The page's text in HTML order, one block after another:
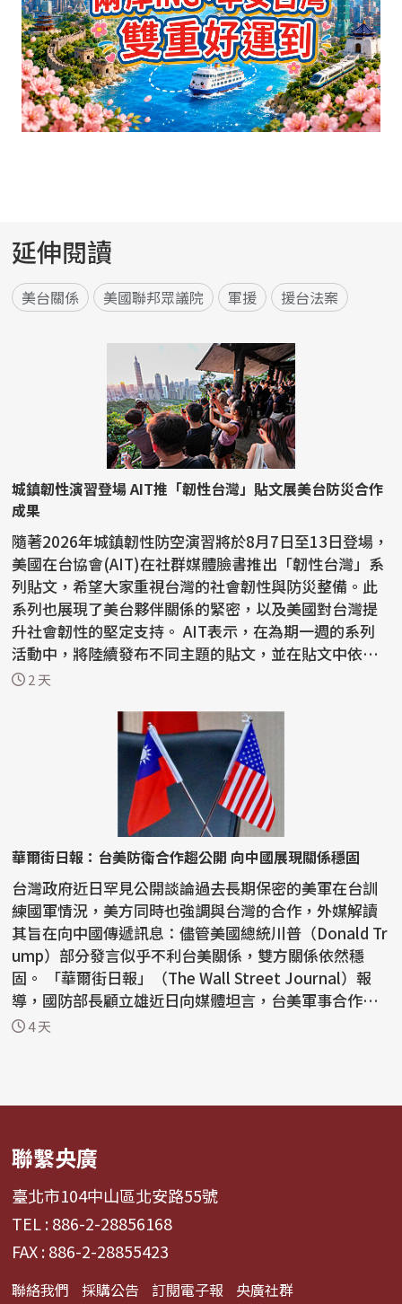
延伸閱讀
美台關係 美國聯邦眾議院 軍援 援台法案
城鎮韌性演習登場 AIT推「韌性台灣」貼文展美台防災合作
成果
隨著2026年城鎮韌性防空演習將於8月7日至13日登場，
美國在台協會(AIT)在社群媒體臉書推出「韌性台灣」系
列貼文，希望大家重視台灣的社會韌性與防災整備。此
系列也展現了美台夥伴關係的緊密，以及美國對台灣提
升社會韌性的堅定支持。 AIT表示，在為期一週的系列
活動中，將陸續發布不同主題的貼文，並在貼文中依不
同主...
2 天
華爾街日報：台美防衛合作趨公開 向中國展現關係穩固
台灣政府近日罕見公開談論過去長期保密的美軍在台訓
練國軍情況，美方同時也強調與台灣的合作，外媒解讀
其旨在向中國傳遞訊息：儘管美國總統川普（Donald Tr
ump）部分發言似乎不利台美關係，雙方關係依然穩
固。 「華爾街日報」（The Wall Street Journal）報
導，國防部長顧立雄近日向媒體坦言，台美軍事合作
「比各位的...
4 天
聯繫央廣
臺北市104中山區北安路55號
TEL : 886-2-28856168
FAX : 886-2-28855423
聯絡我們 採購公告 訂閱電子報 央廣社群